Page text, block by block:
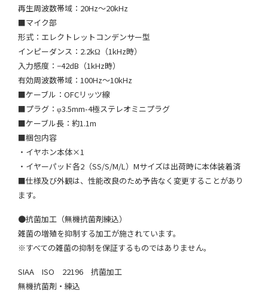
再生周波数帯域：20Hz〜20kHz
■マイク部
形式：エレクトレットコンデンサー型
インピーダンス：2.2kΩ（1kHz時）
入力感度：−42dB（1kHz時）
有効周波数帯域：100Hz〜10kHz
■ケーブル：OFCリッツ線
■プラグ：φ3.5mm-4極ステレオミニプラグ
■ケーブル長：約1.1m
■梱包内容
・イヤホン本体×1
・イヤーパッド各2（SS/S/M/L）Mサイズは出荷時に本体装着済
■仕様及び外観は、性能改良のため予告なく変更することがあり
ます。
●抗菌加工（無機抗菌剤練込）
雑菌の増殖を抑制する加工が施されています。
※すべての雑菌の抑制を保証するものではありません。
SIAA ISO 22196 抗菌加工
無機抗菌剤・練込